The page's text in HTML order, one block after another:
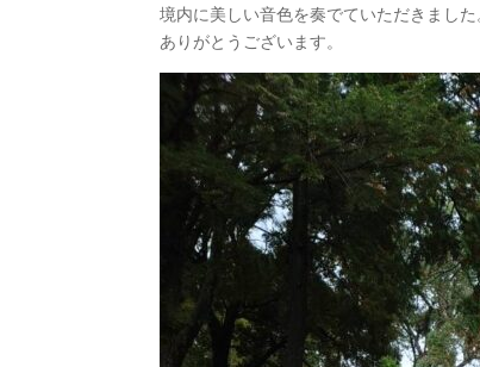
境内に美しい音色を奏でていただきました
ありがとうございます。